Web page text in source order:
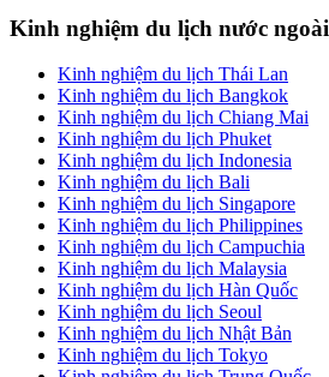
Kinh nghiệm du lịch nước ngoài
Kinh nghiệm du lịch Thái Lan
Kinh nghiệm du lịch Bangkok
Kinh nghiệm du lịch Chiang Mai
Kinh nghiệm du lịch Phuket
Kinh nghiệm du lịch Indonesia
Kinh nghiệm du lịch Bali
Kinh nghiệm du lịch Singapore
Kinh nghiệm du lịch Philippines
Kinh nghiệm du lịch Campuchia
Kinh nghiệm du lịch Malaysia
Kinh nghiệm du lịch Hàn Quốc
Kinh nghiệm du lịch Seoul
Kinh nghiệm du lịch Nhật Bản
Kinh nghiệm du lịch Tokyo